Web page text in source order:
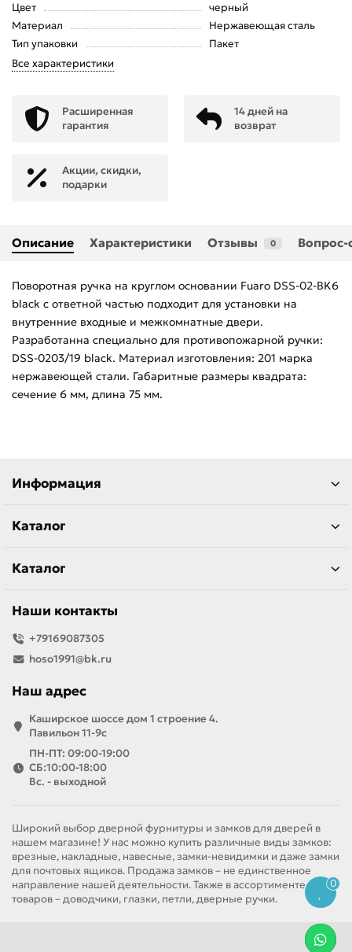
Цвет
черный
Материал
Нержавеющая сталь
Тип упаковки
Пакет
Все характеристики
Расширенная
гарантия
14 дней на
возврат
Акции, скидки,
подарки
Описание Характеристики Отзывы 0 Вопрос-
Поворотная ручка на круглом основании Fuaro DSS-02-BK6
black с ответной частью подходит для установки на
внутренние входные и межкомнатные двери.
Разработанна специально для противопожарной ручки:
DSS-0203/19 black. Материал изготовления: 201 марка
нержавеющей стали. Габаритные размеры квадрата:
сечение 6 мм, длина 75 мм.
Информация
Каталог
Каталог
Наши контакты
+79169087305
hoso1991@bk.ru
Наш адрес
Каширское шоссе дом 1 строение 4.
Павильон 11-9с
ПН-ПТ: 09:00-19:00
СБ:10:00-18:00
Вс. - выходной
Широкий выбор дверной фурнитуры и замков для дверей в
нашем магазине! У нас можно купить различные виды замков:
врезные, накладные, навесные, замки-невидимки и даже замки
для почтовых ящиков. Продажа замков – не единственное
направление нашей деятельности. Также в ассортименте
товаров – доводчики, глазки, петли, дверные ручки.
0